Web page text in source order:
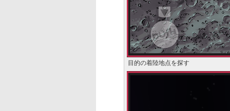
目的の着陸地点を探す